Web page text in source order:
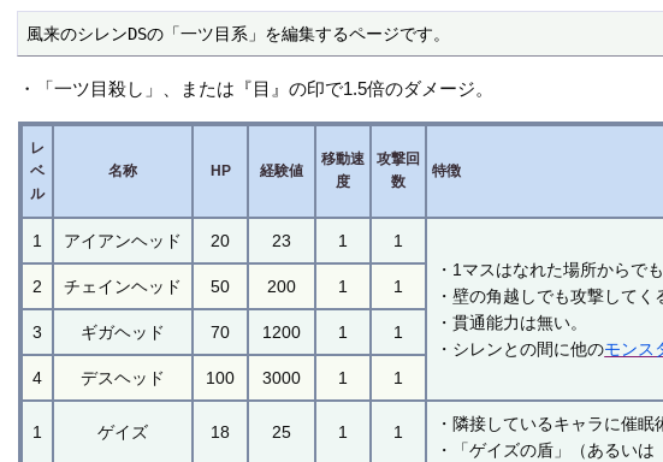
風来のシレンDSの「一ツ目系」を編集するページです。
・「一ツ目殺し」、または『目』の印で1.5倍のダメージ。
レ
ベ
ル
名称 HP 経験値
移動速
度
攻撃回
数
特徴
1 アイアンヘッド 20 23 1
1
・1マスはなれた場所からで
・壁の角越しでも攻撃してく
・貫通能力は無い。
・シレンとの間に他のモンス
2 チェインヘッド 50 200 1 1
3 ギガヘッド 70 1200 1 1
4 デスヘッド 100 3000 1 1
1 ゲイズ 18 25 1 1
・隣接しているキャラに催眠
・「ゲイズの盾」（あるい